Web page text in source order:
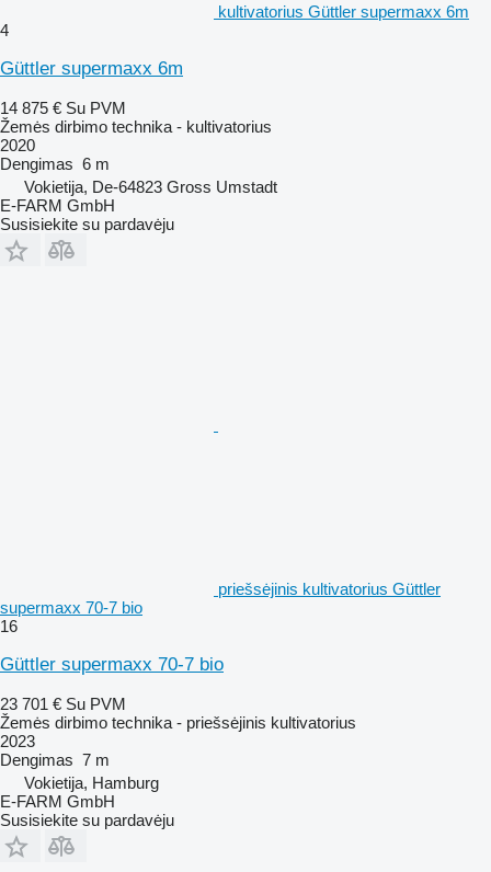
kultivatorius Güttler supermaxx 6m
4
Güttler supermaxx 6m
14 875 € Su PVM
Žemės dirbimo technika - kultivatorius
2020
Dengimas 6 m
Vokietija, De-64823 Gross Umstadt
E-FARM GmbH
Susisiekite su pardavėju
priešsėjinis kultivatorius Güttler
supermaxx 70-7 bio
16
Güttler supermaxx 70-7 bio
23 701 € Su PVM
Žemės dirbimo technika - priešsėjinis kultivatorius
2023
Dengimas 7 m
Vokietija, Hamburg
E-FARM GmbH
Susisiekite su pardavėju